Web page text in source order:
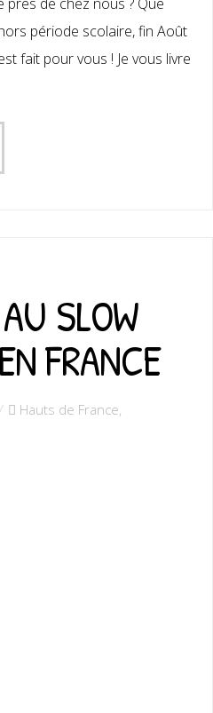
période scolaire, fin Août
fait pour vous ! Je vous livre
SLOW
FRANCE
Hauts de France,